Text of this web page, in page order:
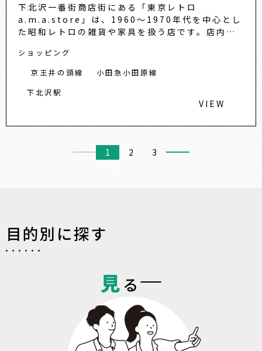
下北沢一番街商店街にある「東京レトロ
a.m.a.store」は、1960〜1970年代を中心とし
た昭和レトロの雑貨や家具を扱う店です。店内に
品々が並び、今見る
ショッピング
京王井の頭線
小田急小田原線
下北沢駅
VIEW
1 2 3
目的別に探す
見 る